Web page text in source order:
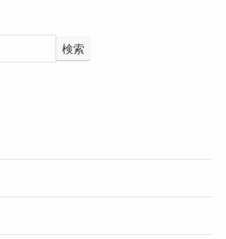
検索